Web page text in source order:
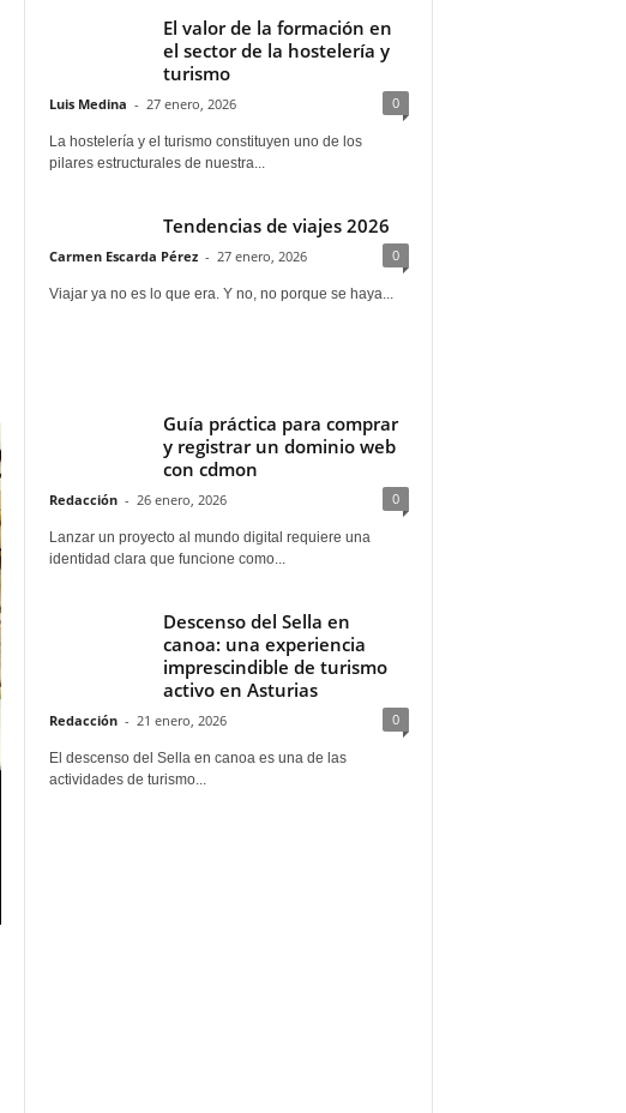
El valor de la formación en
el sector de la hostelería y
turismo
Luis Medina - 27 enero, 2026 0
La hostelería y el turismo constituyen uno de los
pilares estructurales de nuestra...
Tendencias de viajes 2026
Carmen Escarda Pérez - 27 enero, 2026 0
Viajar ya no es lo que era. Y no, no porque se haya...
Guía práctica para comprar
y registrar un dominio web
con cdmon
Redacción - 26 enero, 2026 0
Lanzar un proyecto al mundo digital requiere una
identidad clara que funcione como...
Descenso del Sella en
canoa: una experiencia
imprescindible de turismo
activo en Asturias
Redacción - 21 enero, 2026 0
El descenso del Sella en canoa es una de las
actividades de turismo...